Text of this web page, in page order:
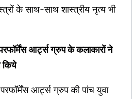
के साथ-साथ शास्त्रीय नृत्य भी
परफॉर्मेंस आर्ट्स ग्रुप के कलाकारों ने
किये
परफॉर्मेंस आर्ट्स ग्रुप की पांच युवा